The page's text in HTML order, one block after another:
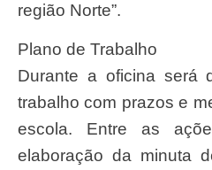
região Norte”.
Plano de Trabalho
Durante a oficina será
trabalho com prazos e
escola. Entre as
elaboração da minuta